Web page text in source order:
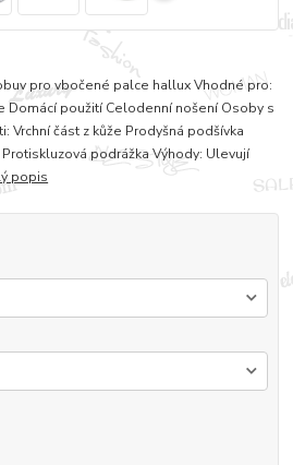
pro vbočené palce hallux Vhodné pro:
Domácí použití Celodenní nošení Osoby s
část z kůže Prodyšná podšívka
podrážka Výhody: Ulevují
popis